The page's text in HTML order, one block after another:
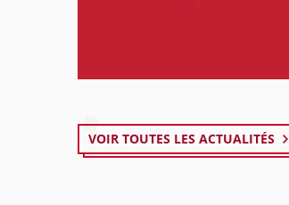
VOIR TOUTES LES ACTUALITÉS